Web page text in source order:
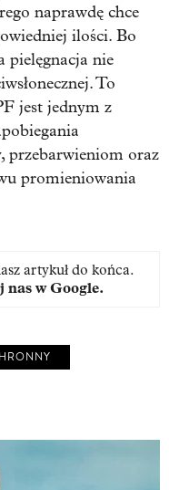
naprawdę chce
ilości. Bo
pielęgnacja nie
To
jest jednym z
przebarwieniom oraz
promieniowania
artykuł do końca.
nas w Google.